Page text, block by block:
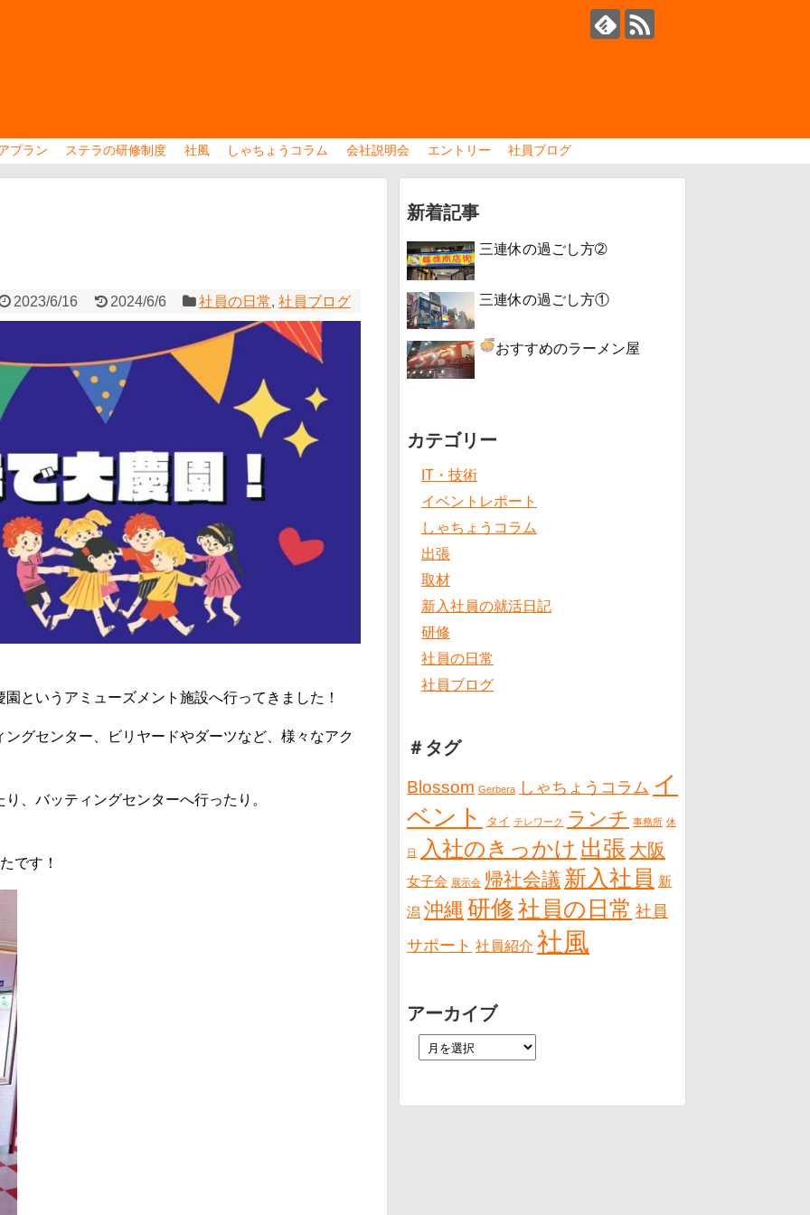
プラン ステラの研修制度 社風 しゃちょうコラム 会社説明会 エントリー 社員ブログ
2023/6/16 2024/6/6 社員の日常, 社員ブログ
というアミューズメント施設へ行ってきました！
グセンター、ビリヤードやダーツなど、様々なアク
、バッティングセンターへ行ったり。
です！
新着記事
三連休の過ごし方➁
三連休の過ごし方①
おすすめのラーメン屋
カテゴリー
IT・技術
イベントレポート
しゃちょうコラム
出張
取材
新入社員の就活日記
研修
社員の日常
社員ブログ
＃タグ
Blossom Gerbera しゃちょうコラム イ
ベント
タイ テレワーク ランチ 事務所 休
日 入社のきっかけ 出張 大阪
女子会 展示会 帰社会議 新入社員 新
潟 沖縄 研修社員の日常 社員
サポート 社員紹介 社風
アーカイブ